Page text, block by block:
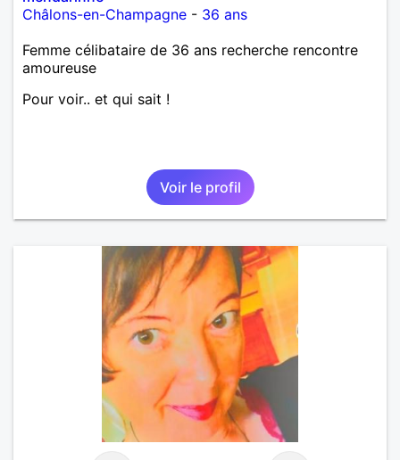
Châlons-en-Champagne - 36 ans
Femme célibataire de 36 ans recherche rencontre
amoureuse
Pour voir.. et qui sait !
Voir le profil